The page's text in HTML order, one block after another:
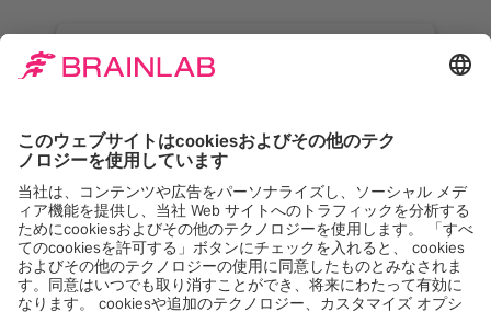
Google Maps サービス
をロードするには同意が
当社は Google Maps, を使用して、お客様のア
クティビティに関するデータを収集する可能性
のあるコンテンツを埋め込みます。このコンテ
ンツを表示するには、詳細を確認し、サービス
に同意してください。
詳しくは